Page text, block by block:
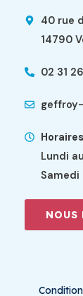
40 rue
14790
02 31
Horaires
Lundi
Samedi
NOUS